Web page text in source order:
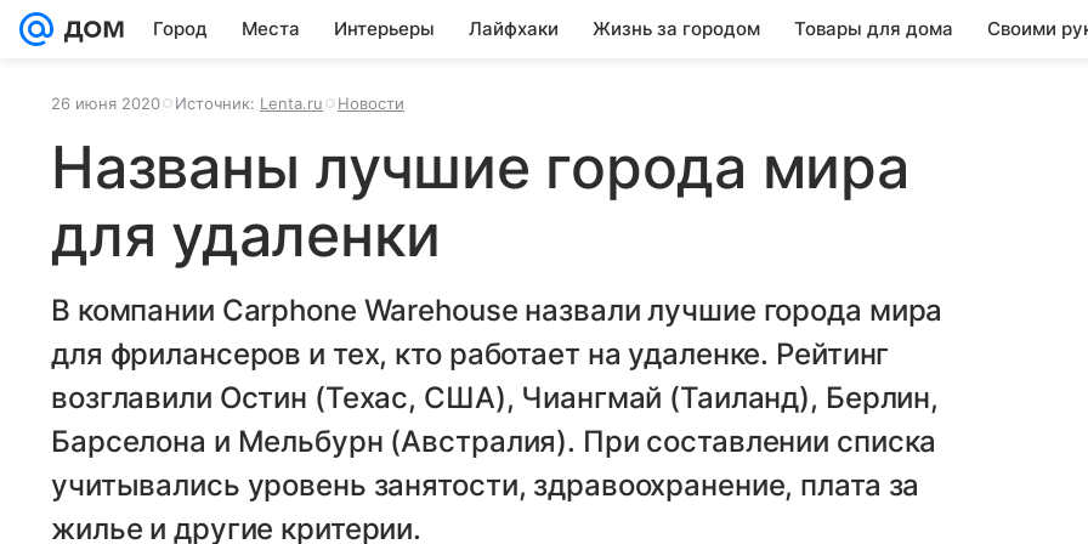
Город Места Интерьеры Лайфхаки Жизнь за городом Товары для дома Своими
26 июня 2020 Источник: Lenta.ru Новости
Названы лучшие города мира
для удаленки
В компании Carphone Warehouse назвали лучшие города мира
для фрилансеров и тех, кто работает на удаленке. Рейтинг
возглавили Остин (Техас, США), Чиангмай (Таиланд), Берлин,
Барселона и Мельбурн (Австралия). При составлении списка
учитывались уровень занятости, здравоохранение, плата за
жилье и другие критерии.